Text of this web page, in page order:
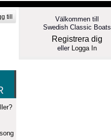
till
Välkommen till
Swedish Classic Boats
Registrera dig
eller Logga In